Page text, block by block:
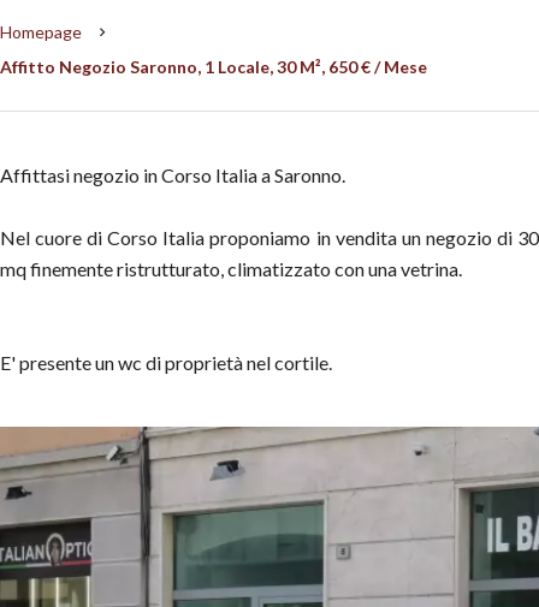
Homepage
Affitto Negozio Saronno, 1 Locale, 30 M², 650 € / Mese
Affittasi negozio in Corso Italia a Saronno.
Nel cuore di Corso Italia proponiamo in vendita un negozio di 30
mq finemente ristrutturato, climatizzato con una vetrina.
E' presente un wc di proprietà nel cortile.